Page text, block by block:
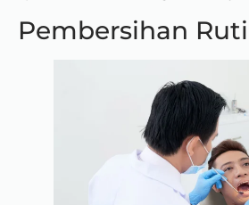
Pembersihan